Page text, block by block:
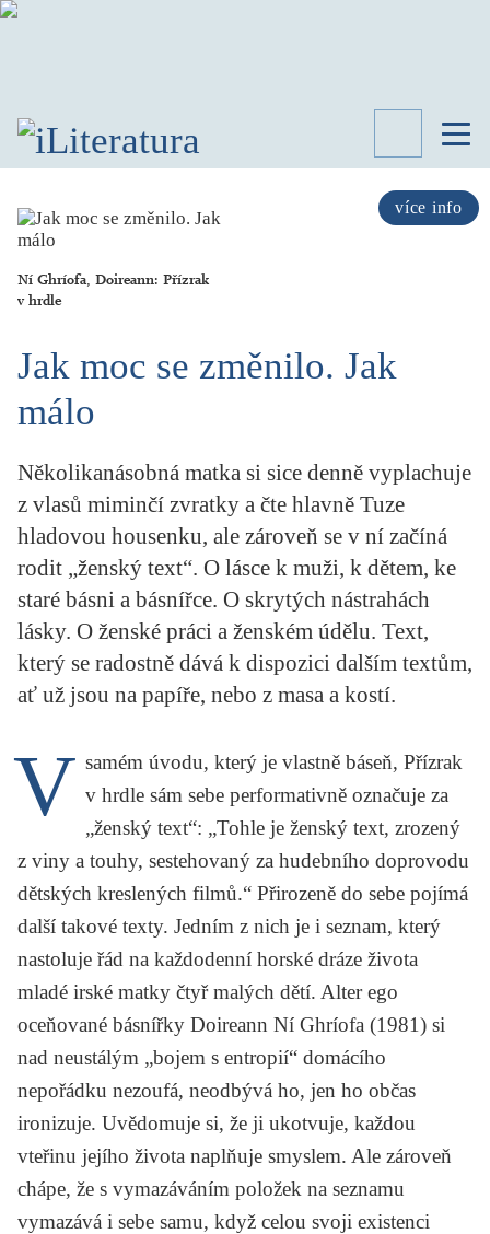
více info
LITERATURY
KATEGORIE
PŘEHLED
KRITIKA PŘEKLADU
UKÁZKA
SLOUPEK
ILIGLOSA
Ní Ghríofa, Doireann: Přízrak
v hrdle
Jak moc se změnilo. Jak
málo
Několikanásobná matka si sice denně vyplachuje
z vlasů miminčí zvratky a čte hlavně Tuze
hladovou housenku, ale zároveň se v ní začíná
rodit „ženský text“. O lásce k muži, k dětem, ke
staré básni a básnířce. O skrytých nástrahách
lásky. O ženské práci a ženském údělu. Text,
který se radostně dává k dispozici dalším textům,
ať už jsou na papíře, nebo z masa a kostí.
V samém úvodu, který je vlastně báseň, Přízrak
v hrdle sám sebe performativně označuje za
„ženský text“: „Tohle je ženský text, zrozený
z viny a touhy, sestehovaný za hudebního doprovodu
dětských kreslených filmů.“ Přirozeně do sebe pojímá
další takové texty. Jedním z nich je i seznam, který
nastoluje řád na každodenní horské dráze života
mladé irské matky čtyř malých dětí. Alter ego
oceňované básnířky Doireann Ní Ghríofa (1981) si
nad neustálým „bojem s entropií“ domácího
nepořádku nezoufá, neodbývá ho, jen ho občas
ironizuje. Uvědomuje si, že ji ukotvuje, každou
vteřinu jejího života naplňuje smyslem. Ale zároveň
chápe, že s vymazáváním položek na seznamu
vymazává i sebe samu, když celou svoji existenci